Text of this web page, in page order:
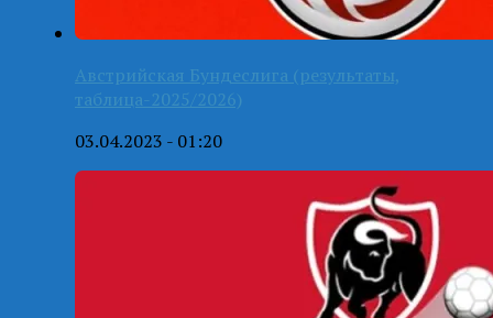
Австрийская Бундеслига (результаты,
таблица-2025/2026)
03.04.2023 - 01:20